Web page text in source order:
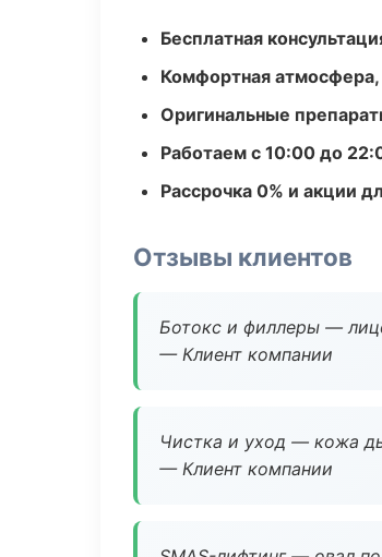
Бесплатная
Комфортная
Оригинальные
Работаем с 10:00 до
Рассрочка 0% и акции
Отзывы клиентов
Ботокс и филлеры —
— Клиент компании
Чистка и уход — кожа
— Клиент компании